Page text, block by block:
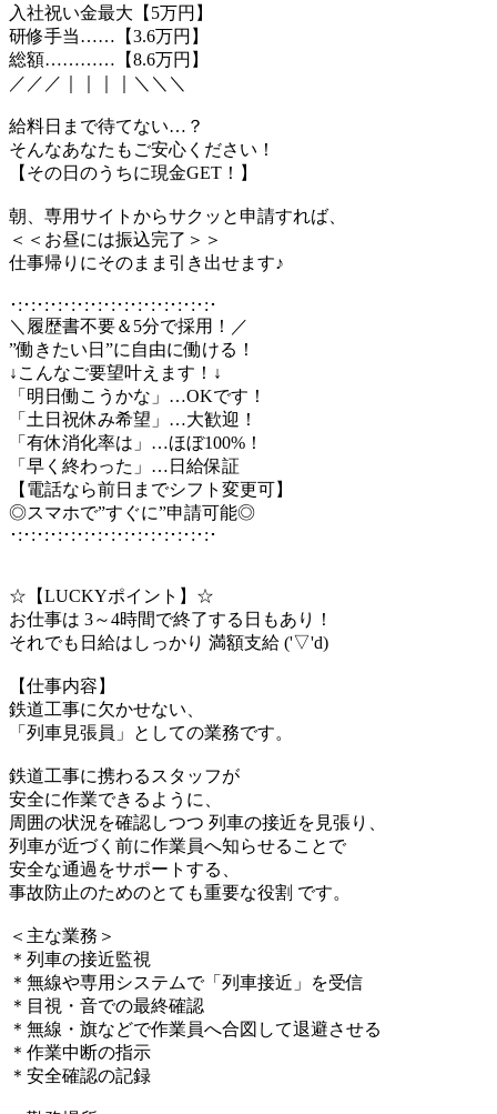
入社祝い金最大【5万円】
研修手当……【3.6万円】
総額…………【8.6万円】
／／／｜｜｜｜＼＼＼
給料日まで待てない…？
そんなあなたもご安心ください！
【その日のうちに現金GET！】
朝、専用サイトからサクッと申請すれば、
＜＜お昼には振込完了＞＞
仕事帰りにそのまま引き出せます♪
･:･:･:･:･:･:･:･:･:･:･:･:･:･:･:･
＼履歴書不要＆5分で採用！／
”働きたい日”に自由に働ける！
↓こんなご要望叶えます！↓
「明日働こうかな」…OKです！
「土日祝休み希望」…大歓迎！
「有休消化率は」…ほぼ100%！
「早く終わった」…日給保証
【電話なら前日までシフト変更可】
◎スマホで”すぐに”申請可能◎
･:･:･:･:･:･:･:･:･:･:･:･:･:･:･:･
☆【LUCKYポイント】☆
お仕事は 3～4時間で終了する日もあり！
それでも日給はしっかり 満額支給 ('▽'d)
【仕事内容】
鉄道工事に欠かせない、
「列車見張員」としての業務です。
鉄道工事に携わるスタッフが
安全に作業できるように、
周囲の状況を確認しつつ 列車の接近を見張り、
列車が近づく前に作業員へ知らせることで
安全な通過をサポートする、
事故防止のためのとても重要な役割 です。
＜主な業務＞
＊列車の接近監視
＊無線や専用システムで「列車接近」を受信
＊目視・音での最終確認
＊無線・旗などで作業員へ合図して退避させる
＊作業中断の指示
＊安全確認の記録